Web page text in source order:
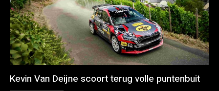
Kevin Van Deijne scoort terug volle puntenbuit